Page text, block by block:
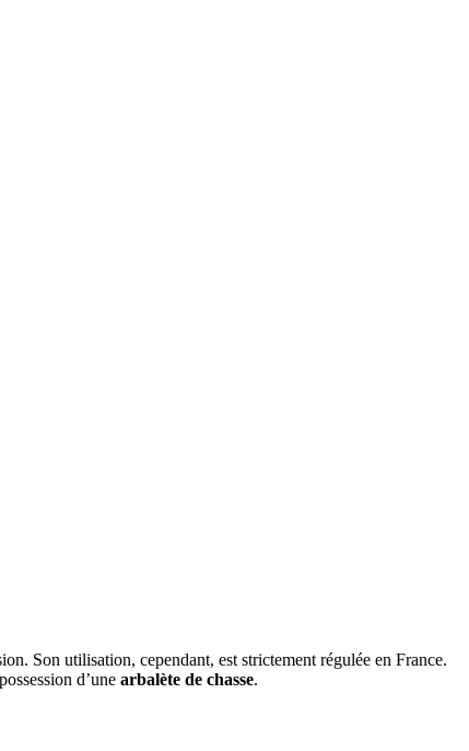
Son utilisation, cependant, est strictement régulée en France.
d’une arbalète de chasse.